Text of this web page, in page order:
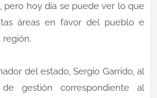
pero hoy día se puede ver lo que
áreas en favor del pueblo e
región.
del estado, Sergio Garrido, al
gestión correspondiente al